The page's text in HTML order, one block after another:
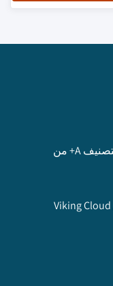
معتمد بتصنيف A+ من